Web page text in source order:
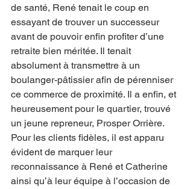
de santé, René tenait le coup en
essayant de trouver un successeur
avant de pouvoir enfin profiter d’une
retraite bien méritée. Il tenait
absolument à transmettre à un
boulanger-pâtissier afin de pérenniser
ce commerce de proximité. Il a enfin, et
heureusement pour le quartier, trouvé
un jeune repreneur, Prosper Orrière.
Pour les clients fidèles, il est apparu
évident de marquer leur
reconnaissance à René et Catherine
ainsi qu’à leur équipe à l’occasion de